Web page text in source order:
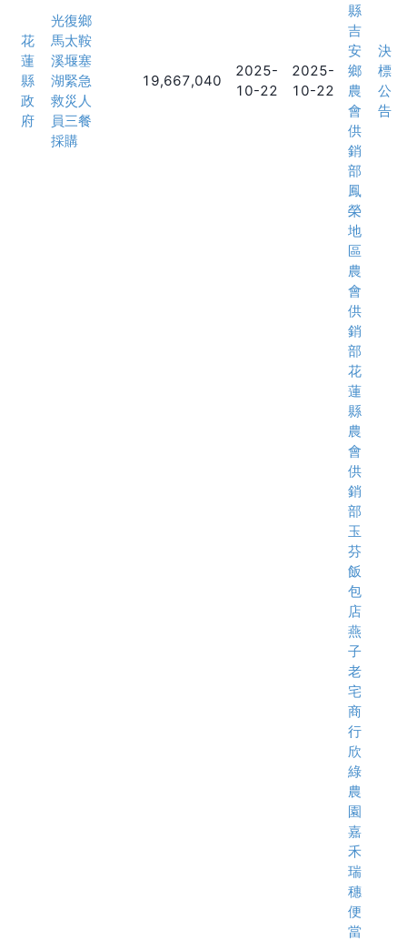
花
蓮
縣
政
府
光復鄉
馬太鞍
溪堰塞
湖緊急
救災人
員三餐
採購
19,667,040
2025-
10-22
2025-
10-22
縣
吉
安
鄉
農
會
供
銷
部
鳳
榮
地
區
農
會
供
銷
部
花
蓮
縣
農
會
供
銷
部
玉
芬
飯
包
店
燕
子
老
宅
商
行
欣
綠
農
園
嘉
禾
瑞
穗
便
當
決
標
公
告